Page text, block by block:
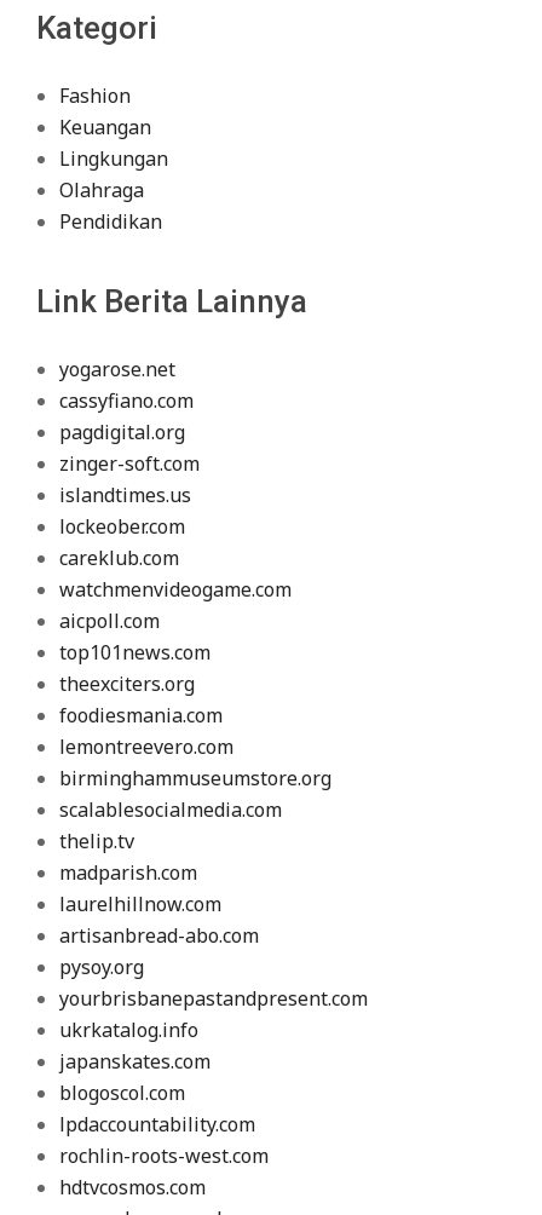
Kategori
Fashion
Keuangan
Lingkungan
Olahraga
Pendidikan
Link Berita Lainnya
yogarose.net
cassyfiano.com
pagdigital.org
zinger-soft.com
islandtimes.us
lockeober.com
careklub.com
watchmenvideogame.com
aicpoll.com
top101news.com
theexciters.org
foodiesmania.com
lemontreevero.com
birminghammuseumstore.org
scalablesocialmedia.com
thelip.tv
madparish.com
laurelhillnow.com
artisanbread-abo.com
pysoy.org
yourbrisbanepastandpresent.com
ukrkatalog.info
japanskates.com
blogoscol.com
lpdaccountability.com
rochlin-roots-west.com
hdtvcosmos.com